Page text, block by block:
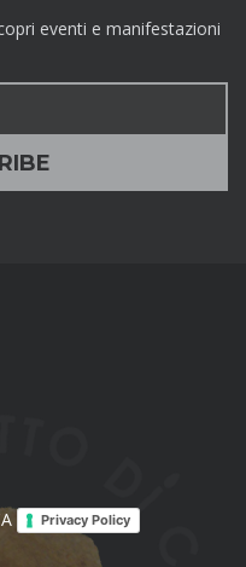
eventi e manifestazioni
Privacy Policy